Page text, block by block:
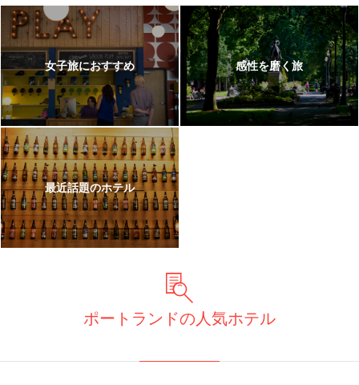
女子旅におすすめ 感性を磨く旅
最近話題のホテル
ポートランドの人気ホテル